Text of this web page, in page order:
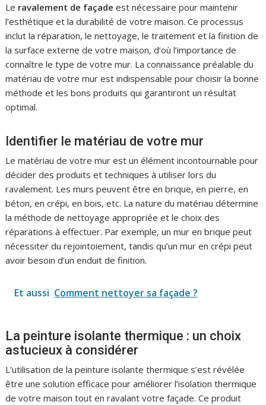
Le ravalement de façade est nécessaire pour maintenir
l’esthétique et la durabilité de votre maison. Ce processus
inclut la réparation, le nettoyage, le traitement et la finition de
la surface externe de votre maison, d’où l’importance de
connaître le type de votre mur. La connaissance préalable du
matériau de votre mur est indispensable pour choisir la bonne
méthode et les bons produits qui garantiront un résultat
optimal.
Identifier le matériau de votre mur
Le matériau de votre mur est un élément incontournable pour
décider des produits et techniques à utiliser lors du
ravalement. Les murs peuvent être en brique, en pierre, en
béton, en crépi, en bois, etc. La nature du matériau détermine
la méthode de nettoyage appropriée et le choix des
réparations à effectuer. Par exemple, un mur en brique peut
nécessiter du rejointoiement, tandis qu’un mur en crépi peut
avoir besoin d’un enduit de finition.
Et aussi Comment nettoyer sa façade ?
La peinture isolante thermique : un choix
astucieux à considérer
L’utilisation de la peinture isolante thermique s’est révélée
être une solution efficace pour améliorer l’isolation thermique
de votre maison tout en ravalant votre façade. Ce produit